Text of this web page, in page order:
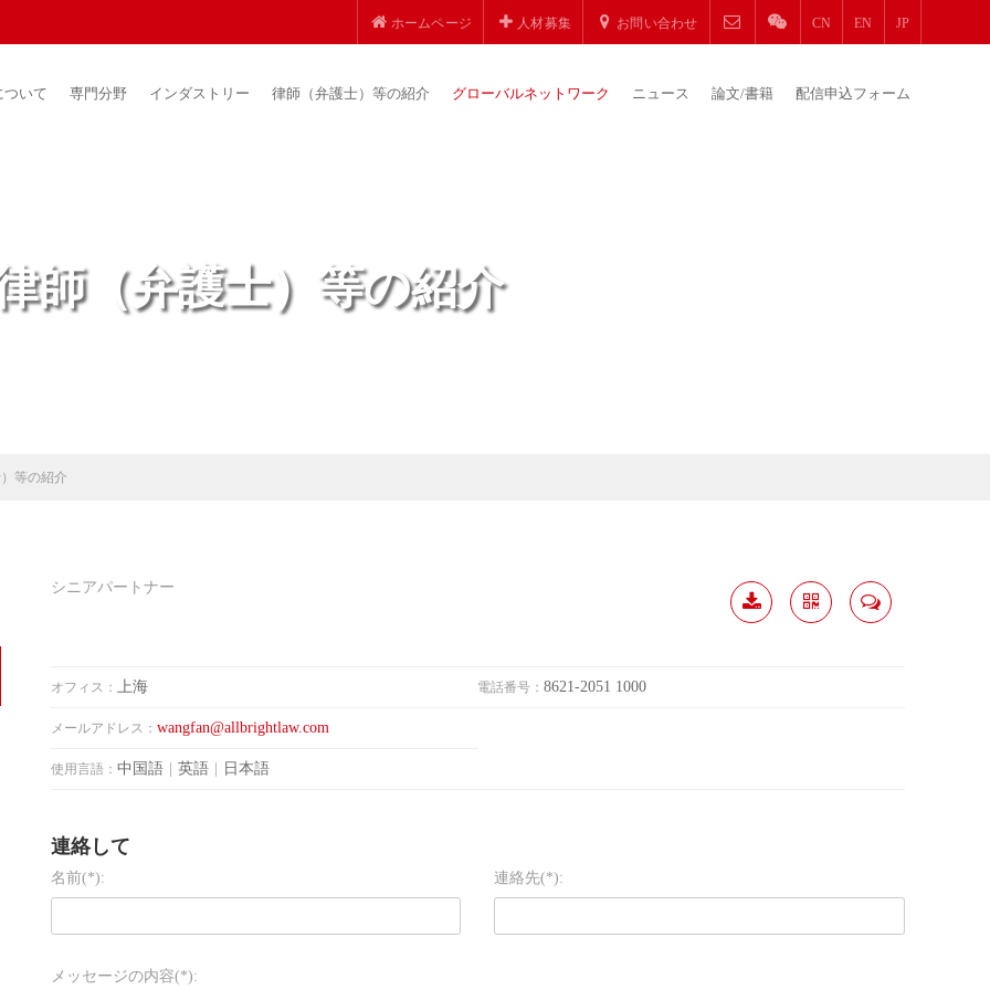
ホームページ 人材募集 お問い合わせ CN EN JP
ついて 専門分野 インダストリー 律師（弁護士）等の紹介 グローバルネットワーク ニュース 論文/書籍 配信申込フォーム
師（弁護士）等の紹介
等の紹介
シニアパートナー
オフィス： 上海 電話番号：8621-2051 1000
メールアドレス： wangfan@allbrightlaw.com
使用言語： 中国語 英語 日本語
連絡して
名前(*): 連絡先(*):
メッセージの内容(*):